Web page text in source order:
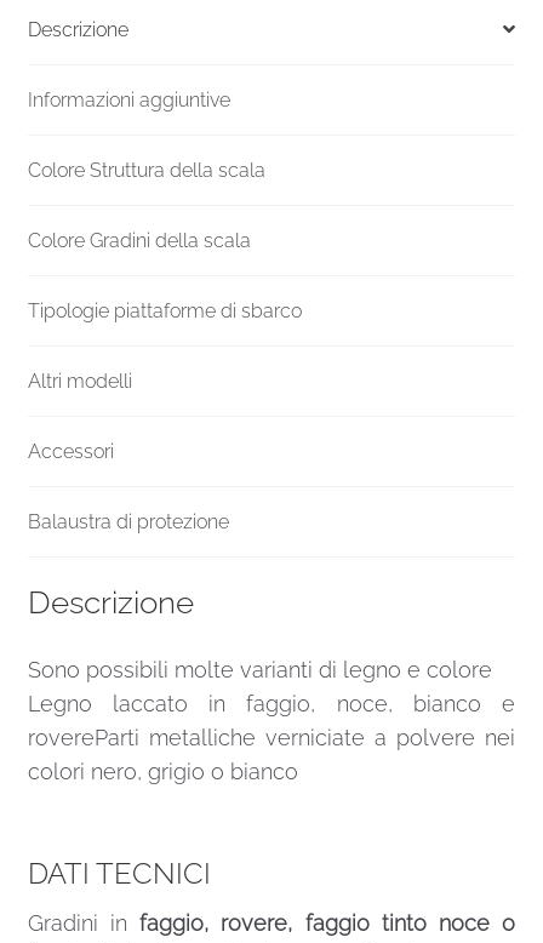
140
Descrizione
Informazioni aggiuntive
Colore Struttura della scala
Colore Gradini della scala
Tipologie piattaforme di sbarco
Altri modelli
Accessori
Balaustra di protezione
Descrizione
Sono possibili molte varianti di legno e colore
Legno laccato in faggio, noce, bianco e
rovereParti metalliche verniciate a polvere nei
colori nero, grigio o bianco
DATI TECNICI
Gradini infaggio, rovere, faggio tinto noce o